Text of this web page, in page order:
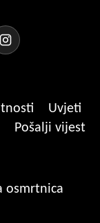
Uvjeti
Pošalji vijest
osmrtnica